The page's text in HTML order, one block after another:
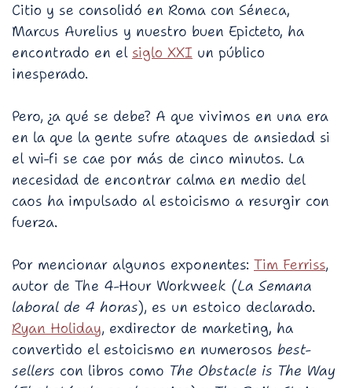
Citio y se consolidó en Roma con Séneca,
Marcus Aurelius y nuestro buen Epicteto, ha
encontrado en el siglo XXI un público
inesperado.
Pero, ¿a qué se debe? A que vivimos en una era
en la que la gente sufre ataques de ansiedad si
el wi-fi se cae por más de cinco minutos. La
necesidad de encontrar calma en medio del
caos ha impulsado al estoicismo a resurgir con
fuerza.
Por mencionar algunos exponentes: Tim Ferriss,
autor de The 4-Hour Workweek (La Semana
laboral de 4 horas), es un estoico declarado.
Ryan Holiday, exdirector de marketing, ha
convertido el estoicismo en numerosos best-
sellers con libros como The Obstacle is The Way